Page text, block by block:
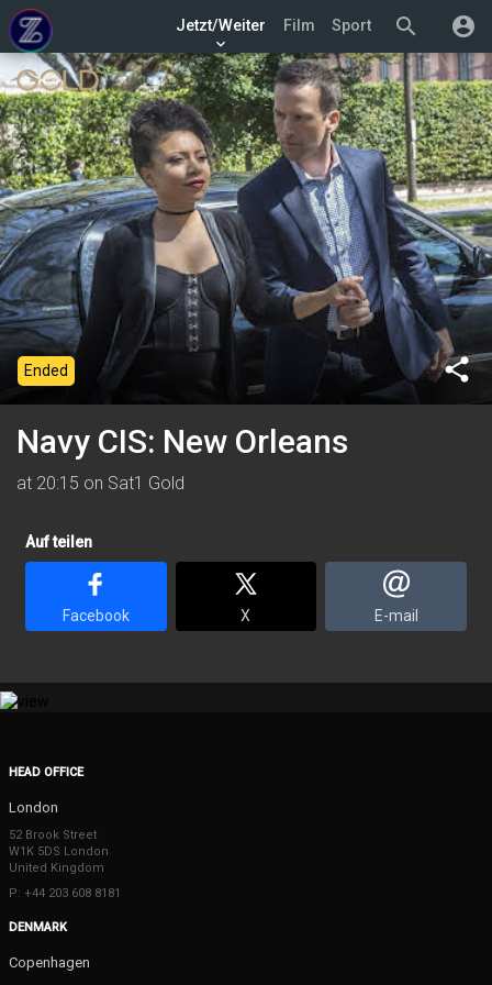
search account_circle
Jetzt/Weiter
keyboard_arrow_down
Film Sport
share
Ended
Navy CIS: New Orleans
at 20:15 on Sat1 Gold
Auf teilen
Facebook X E-mail
HEAD OFFICE
London
52 Brook Street
W1K 5DS London
United Kingdom
P: +44 203 608 8181
DENMARK
Copenhagen